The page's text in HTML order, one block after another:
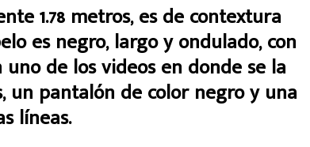
1.78 metros, es de contextura
es negro, largo y ondulado, con
de los videos en donde se la
un pantalón de color negro y una
líneas.